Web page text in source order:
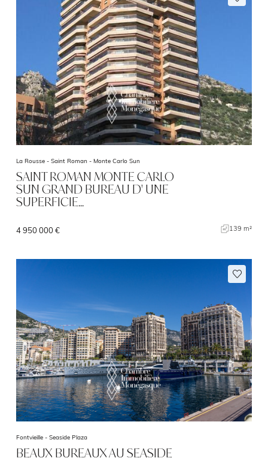
La Rousse - Saint Roman - Monte Carlo Sun
SAINT ROMAN MONTE CARLO
SUN GRAND BUREAU D' UNE
SUPERFICIE…
4 950 000 € 139 m²
Fontvieille - Seaside Plaza
BEAUX BUREAUX AU SEASIDE